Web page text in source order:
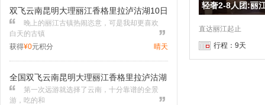
双飞云南昆明大理丽江香格里拉泸沽湖10日
游
晚上的丽江古镇热闹恣意，可是我却更喜欢
白天的古镇
晴天
获得¥0元积分
全国双飞云南昆明大理丽江香格里拉泸沽湖
西双版纳13日游
第一次远游就选择了云南，十分靠谱的全景
游，吃的和
轻奢2-8人团:丽
直达丽江起止
行程：9天